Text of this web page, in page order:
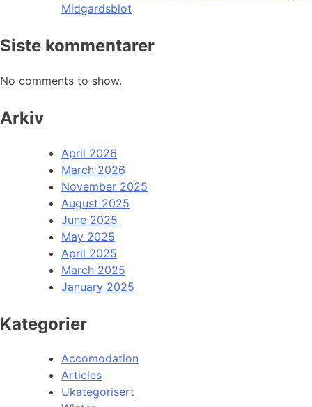
Midgardsblot
Siste kommentarer
No comments to show.
Arkiv
April 2026
March 2026
November 2025
August 2025
June 2025
May 2025
April 2025
March 2025
January 2025
Kategorier
Accomodation
Articles
Ukategorisert